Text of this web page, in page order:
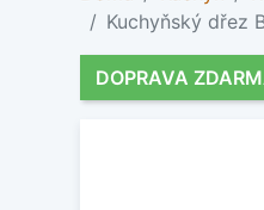
Kuchyňský dřez
DOPRAVA